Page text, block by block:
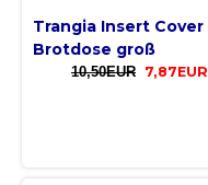
Trangia Insert Cover
Brotdose groß
10,50EUR 7,87EUR